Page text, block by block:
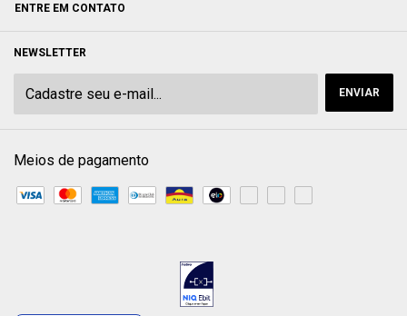
ENTRE EM CONTATO
NEWSLETTER
Meios de pagamento